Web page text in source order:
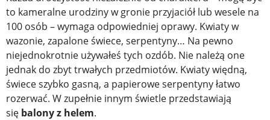
to kameralne urodziny w gronie przyjaciół lub wesele na
100 osób – wymaga odpowiedniej oprawy. Kwiaty w
wazonie, zapalone świece, serpentyny… Na pewno
niejednokrotnie używałeś tych ozdób. Nie należą one
jednak do zbyt trwałych przedmiotów. Kwiaty więdną,
świece szybko gasną, a papierowe serpentyny łatwo
rozerwać. W zupełnie innym świetle przedstawiają
się balony z helem.